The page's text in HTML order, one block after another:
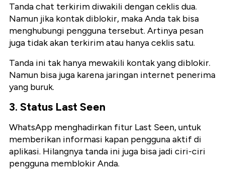
Tanda chat terkirim diwakili dengan ceklis dua.
Namun jika kontak diblokir, maka Anda tak bisa
menghubungi pengguna tersebut. Artinya pesan
juga tidak akan terkirim atau hanya ceklis satu.
Tanda ini tak hanya mewakili kontak yang diblokir.
Namun bisa juga karena jaringan internet penerima
yang buruk.
3. Status Last Seen
WhatsApp menghadirkan fitur Last Seen, untuk
memberikan informasi kapan pengguna aktif di
aplikasi. Hilangnya tanda ini juga bisa jadi ciri-ciri
pengguna memblokir Anda.